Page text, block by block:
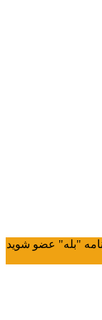
"بله" عضو شوید